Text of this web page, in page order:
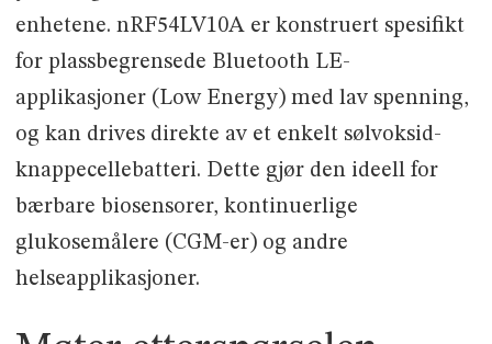
enhetene. nRF54LV10A er konstruert spesifikt
for plassbegrensede Bluetooth LE-
applikasjoner (Low Energy) med lav spenning,
og kan drives direkte av et enkelt sølvoksid-
knappecellebatteri. Dette gjør den ideell for
bærbare biosensorer, kontinuerlige
glukosemålere (CGM-er) og andre
helseapplikasjoner.